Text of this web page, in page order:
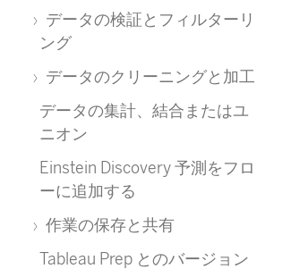
データの検証とフィルターリ
ング
データのクリーニングと加工
データの集計、結合またはユ
ニオン
Einstein Discovery 予測をフロ
ーに追加する
作業の保存と共有
Tableau Prep とのバージョン